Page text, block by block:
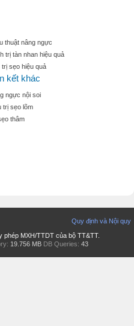
thuật nâng ngực
trị tàn nhan hiệu quả
trị sẹo hiệu quả
kết khác
ngực nội soi
trị sẹo lõm
thâm
Quy định và Nội quy
phép MXH/TTDT của bộ TT&TT.
19.756 MB DB Queries: 43